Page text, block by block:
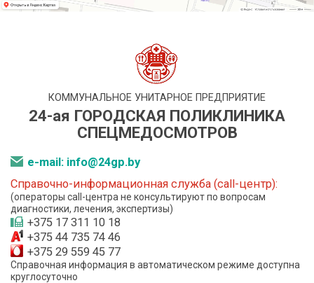
КОММУНАЛЬНОЕ УНИТАРНОЕ ПРЕДПРИЯТИЕ
24-ая ГОРОДСКАЯ ПОЛИКЛИНИКА
СПЕЦМЕДОСМОТРОВ
e-mail: info@24gp.by
Справочно-информационная служба (call-центр):
(операторы call-центра не консультируют по вопросам
диагностики, лечения, экспертизы)
+375 17 311 10 18
+375 44 735 74 46
+375 29 559 45 77
Справочная информация в автоматическом режиме доступна
круглосуточно